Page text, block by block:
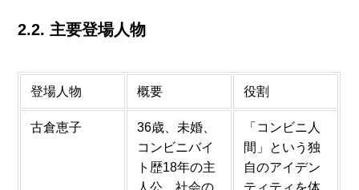
2.2. 主要登場人物
登場人物 概要 役割
古倉恵子
36歳、未婚、
コンビニバイ
ト歴18年の主
人公。社会の
「コンビニ人
間」という独
自のアイデン
ティティを体